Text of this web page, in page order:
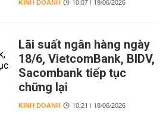
KINH DOANH 10:07 | 19/06/2026
Lãi suất ngân hàng ngày
18/6, VietcomBank, BIDV,
Sacombank tiếp tục
chững lại
KINH DOANH 10:21 | 18/06/2026